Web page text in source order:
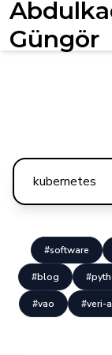
Güngör
#software
#blog
#vao #veri-